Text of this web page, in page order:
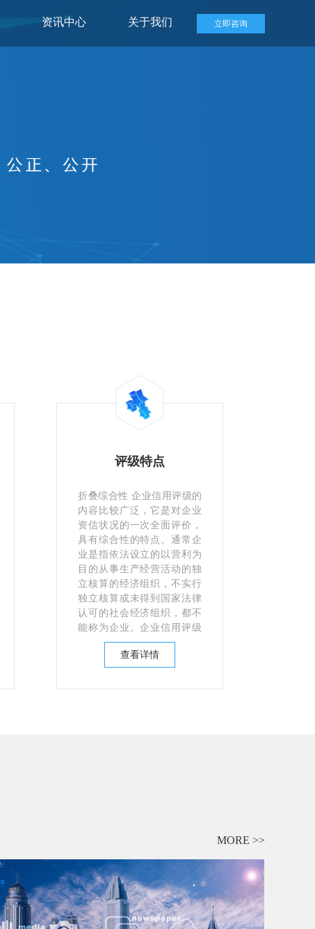
资讯中心 关于我们 立即咨询
评级特点
折叠综合性 企业信用评级的
内容比较广泛，它是对企业
资信状况的一次全面评价，
具有综合性的特点。通常企
业是指依法设立的以营利为
目的从事生产经营活动的独
立核算的经济组织，不实行
独立核算或未得到国家法律
认可的社会经济组织，都不
能称为企业。企业信用评级
要对借款企业借款的合法
性、安全性和营利性等作出
评估失实的责任，必须对企
查看详情
MORE >>